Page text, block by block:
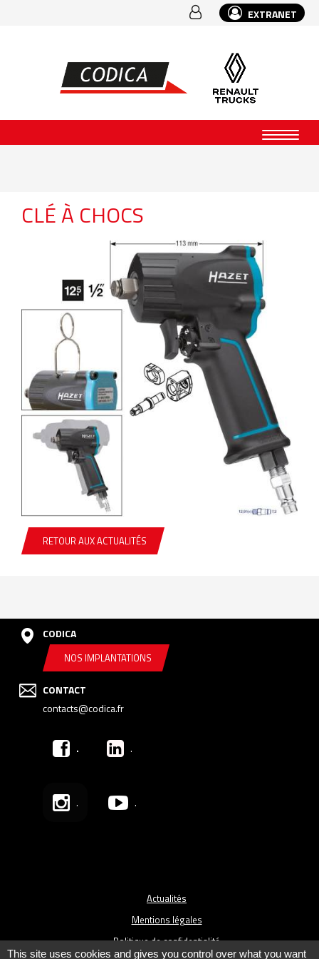
EXTRANET
CLÉ À CHOCS
RETOUR AUX ACTUALITÉS
CODICA
NOS IMPLANTATIONS
CONTACT
contacts@codica.fr
. .
. .
Actualités
Mentions légales
Politique de confidentialité
This site uses cookies and gives you control over what you want